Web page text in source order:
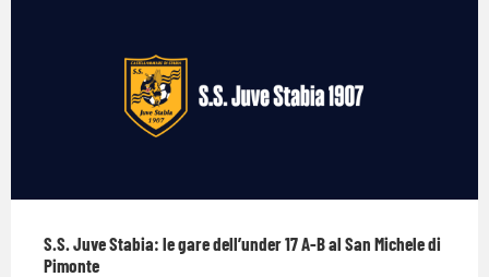
S.S. Juve Stabia: le gare dell’under 17 A-B al San Michele di
Pimonte